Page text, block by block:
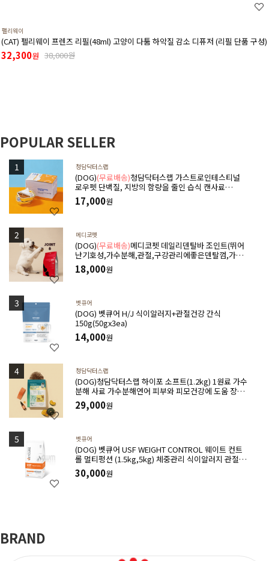
펠리웨이
(CAT) 펠리웨이 프렌즈 리필(48ml) 고양이 다툼 하악질 감소 디퓨저 (리필 단품 구성)
32,300원 38,000원
POPULAR SELLER
청담닥터스랩
(DOG)(무료배송)청담닥터스랩 가스트로인테스티널
로우펫 단백질, 지방의 함량을 줄인 습식 캔사료
600g(100gx6ea) 저지방처방습식,췌장염 ,소화기질
환,고지혈증,담낭슬러지
17,000원
메디코펫
(DOG)(무료배송)메디코펫 데일리덴탈바 조인트(뛰어
난기호성,가수분해,관절,구강관리에좋은덴탈껌,가수
18,000원
벳큐어
(DOG) 벳큐어 H/J 식이알러지+관절건강 간식
150g(50gx3ea)
14,000원
청담닥터스랩
(DOG)청담닥터스랩 하이포 소프트(1.2kg) 1원료 가수
분해 사료 가수분해연어 피부와 피모건강에 도움 장건
강 긴장완화 부드러운식감
29,000원
벳큐어
(DOG) 벳큐어 USF WEIGHT CONTROL 웨이트 컨트
롤 멀티펑션 (1.5kg,5kg) 체중관리 식이알러지 관절건
강 아토피완화 위장관질환에 도움
30,000원
BRAND